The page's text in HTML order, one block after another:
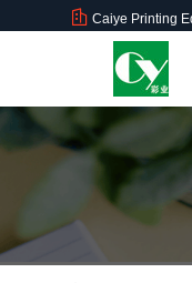
Caiye Printing